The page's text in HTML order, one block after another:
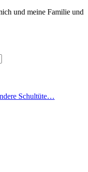
und meine Familie und
Schultüte…